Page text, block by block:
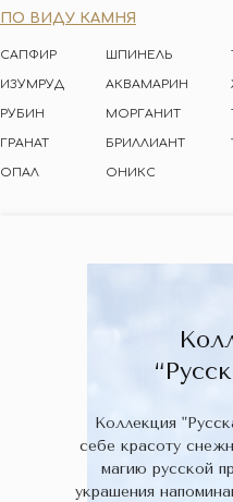
ПО ВИДУ КАМНЯ
САПФИР
ИЗУМРУД
ШПИНЕЛЬ
РУБИН
АКВАМАРИН
МОРГАНИТ
ГРАНАТ БРИЛЛИАНТ
ОНИКС
ОПАЛ
Коллекция
себе красоту
магию русской
украшения